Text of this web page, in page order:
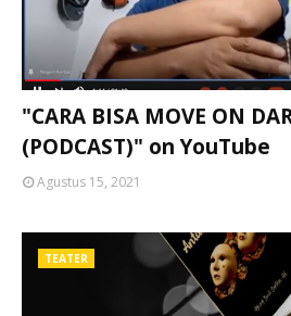
"CARA BISA MOVE ON
(PODCAST)" on YouTube
Agustus 15, 2021
TEATER